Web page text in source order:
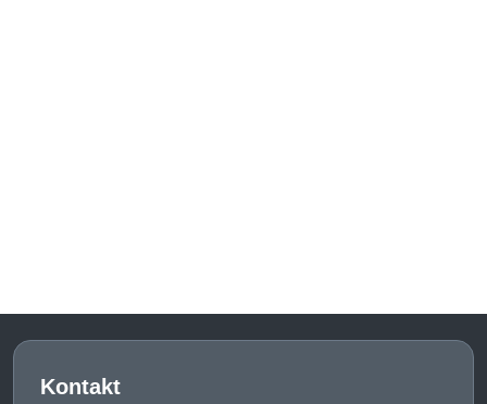
Kontakt